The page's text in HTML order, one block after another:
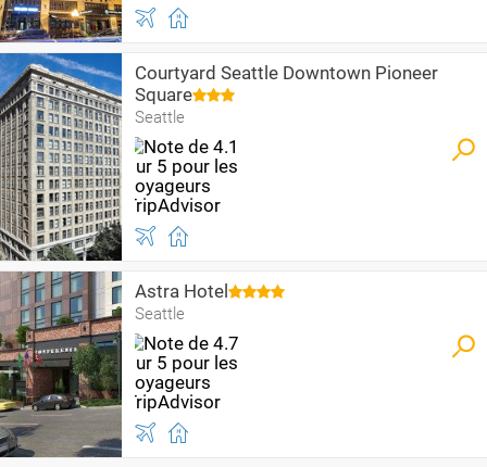
Courtyard Seattle Downtown Pioneer
Square
Seattle
Astra Hotel
Seattle